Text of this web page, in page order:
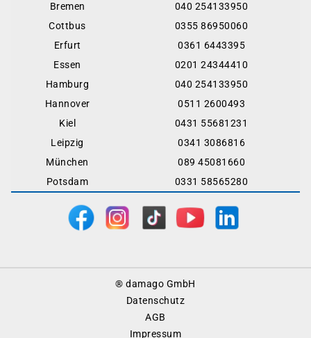
Bremen
040 254133950
Cottbus
0355 86950060
Erfurt
0361 6443395
Essen
0201 24344410
Hamburg
040 254133950
Hannover
0511 2600493
Kiel
0431 55681231
Leipzig
0341 3086816
München
089 45081660
Potsdam
0331 58565280
® damago GmbH
Datenschutz
AGB
Impressum